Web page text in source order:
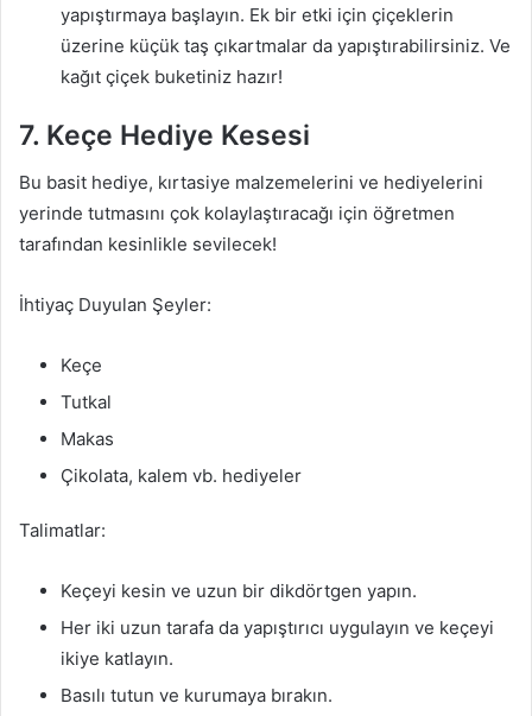
yapıştırmaya başlayın. Ek bir etki için çiçeklerin
üzerine küçük taş çıkartmalar da yapıştırabilirsiniz. Ve
kağıt çiçek buketiniz hazır!
7. Keçe Hediye Kesesi
Bu basit hediye, kırtasiye malzemelerini ve hediyelerini
yerinde tutmasını çok kolaylaştıracağı için öğretmen
tarafından kesinlikle sevilecek!
İhtiyaç Duyulan Şeyler:
Keçe
Tutkal
Makas
Çikolata, kalem vb. hediyeler
Talimatlar:
Keçeyi kesin ve uzun bir dikdörtgen yapın.
Her iki uzun tarafa da yapıştırıcı uygulayın ve keçeyi
ikiye katlayın.
Basılı tutun ve kurumaya bırakın.